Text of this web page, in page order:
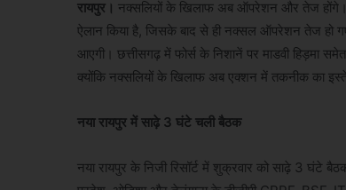
रायपुर। नक्सलियों के खिलाफ अब ऑपरेशन और तेज होंगे।
ऐलान किया है, जिसके बाद से ही नक्सल ऑपरेशन तेज हो
आएगी। छत्तीसगढ़ में फोर्स के निशानें पर माडवी
क्योंकि नक्सलियों के खिलाफ अब एक्शन में तकनीक का
नया रायपुर में साढ़े 3 घंटे चली बैठक
नया रायपुर के निजी रिसॉर्ट में शुक्रवार को साढ़े 3 घंटे